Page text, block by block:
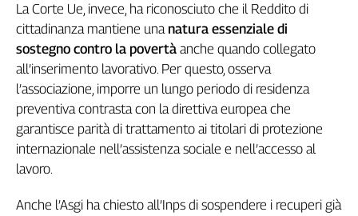
Basilicata
Calabria
Campania
Emilia-
Romagna
Friuli
Venezia
Giulia
Lazio
Lombardia
La Corte Ue, invece, ha riconosciuto che il Reddito di
cittadinanza mantiene una natura essenziale di
sostegno contro la povertà anche quando collegato
all’inserimento lavorativo. Per questo, osserva
l’associazione, imporre un lungo periodo di residenza
preventiva contrasta con la direttiva europea che
garantisce parità di trattamento ai titolari di protezione
internazionale nell’assistenza sociale e nell’accesso al
lavoro.
Anche l’Asgi ha chiesto all’Inps di sospendere i recuperi già